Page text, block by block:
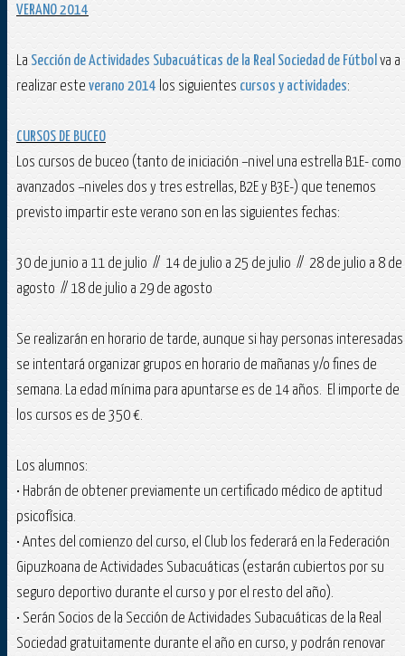
VERANO 2014
La Sección de Actividades Subacuáticas de la Real Sociedad de Fútbol va a
realizar este verano 2014 los siguientes cursos y actividades:
CURSOS DE BUCEO
Los cursos de buceo (tanto de iniciación –nivel una estrella B1E- como
avanzados –niveles dos y tres estrellas, B2E y B3E-) que tenemos
previsto impartir este verano son en las siguientes fechas:
30 de junio a 11 de julio // 14 de julio a 25 de julio // 28 de julio a 8 de
agosto // 18 de julio a 29 de agosto
Se realizarán en horario de tarde, aunque si hay personas interesadas
se intentará organizar grupos en horario de mañanas y/o fines de
semana. La edad mínima para apuntarse es de 14 años. El importe de
los cursos es de 350 €.
Los alumnos:
• Habrán de obtener previamente un certificado médico de aptitud
psicofísica.
• Antes del comienzo del curso, el Club los federará en la Federación
Gipuzkoana de Actividades Subacuáticas (estarán cubiertos por su
seguro deportivo durante el curso y por el resto del año).
• Serán Socios de la Sección de Actividades Subacuáticas de la Real
Sociedad gratuitamente durante el año en curso, y podrán renovar